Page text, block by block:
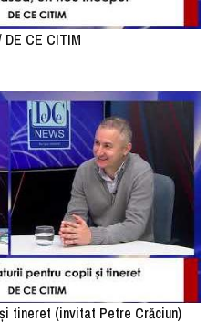
CE CITIM
tineret (invitat Petre Crăciun)